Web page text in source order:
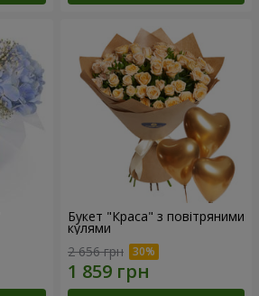
Букет "Краса" з повітряними
кулями
2 656 грн